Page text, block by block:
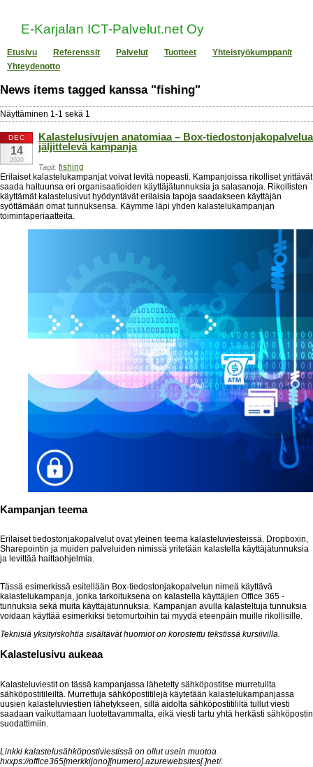
E-Karjalan ICT-Palvelut.net Oy
Etusivu Referenssit Palvelut Tuotteet
Yhteistyökumppanit
Yhteydenotto
News items tagged kanssa "fishing"
Näyttäminen 1-1 sekä 1
DEC
14
2020
Kalastelusivujen anatomiaa – Box-tiedostonjakopalvelua
jäljittelevä kampanja
Tagit: fishing
Erilaiset kalastelukampanjat voivat levitä nopeasti. Kampanjoissa rikolliset yrittävät
saada haltuunsa eri organisaatioiden käyttäjätunnuksia ja salasanoja. Rikollisten
käyttämät kalastelusivut hyödyntävät erilaisia tapoja saadakseen käyttäjän
syöttämään omat tunnuksensa. Käymme läpi yhden kalastelukampanjan
toimintaperiaatteita.
Kampanjan teema
Erilaiset tiedostonjakopalvelut ovat yleinen teema kalasteluviesteissä. Dropboxin,
Sharepointin ja muiden palveluiden nimissä yritetään kalastella käyttäjätunnuksia
ja levittää haittaohjelmia.
Tässä esimerkissä esitellään Box-tiedostonjakopalvelun nimeä käyttävä
kalastelukampanja, jonka tarkoituksena on kalastella käyttäjien Office 365 -
tunnuksia sekä muita käyttäjätunnuksia. Kampanjan avulla kalasteltuja tunnuksia
voidaan käyttää esimerkiksi tietomurtoihin tai myydä eteenpäin muille rikollisille.
Teknisiä yksityiskohtia sisältävät huomiot on korostettu tekstissä kursiivilla.
Kalastelusivu aukeaa
Kalasteluviestit on tässä kampanjassa lähetetty sähköpostitse murretuilta
sähköpostitileiltä. Murrettuja sähköpostitilejä käytetään kalastelukampanjassa
uusien kalasteluviestien lähetykseen, sillä aidolta sähköpostitililtä tullut viesti
saadaan vaikuttamaan luotettavammalta, eikä viesti tartu yhtä herkästi sähköpostin
suodattimiin.
Linkki kalastelusähköpostiviestissä on ollut usein muotoa
hxxps://office365[merkkijono][numero].azurewebsites[.]net/.